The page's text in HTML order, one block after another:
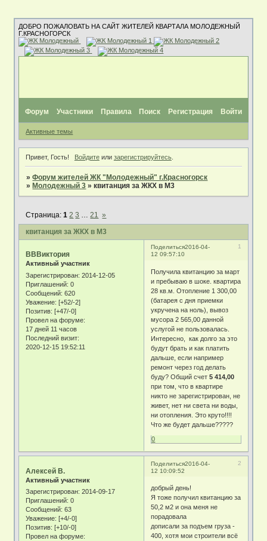
ДОБРО ПОЖАЛОВАТЬ НА САЙТ ЖИТЕЛЕЙ КВАРТАЛА МОЛОДЕЖНЫЙ
Г.КРАСНОГОРСК
Форум Участники Правила Поиск Регистрация Войти
Активные темы
Привет, Гость! Войдитеили зарегистрируйтесь.
»Форум жителей ЖК "Молодежный" г.Красногорск
» Молодежный 3 »квитанция за ЖКХ в М3
квитанция за ЖКХ в М3
Страница:1 2 3 21 »
Поделиться 1
2016-04-
12 09:57:10
ВВВиктория
Активный участник
Зарегистрирован: 2014-12-05
Приглашений: 0
Сообщений: 620
Уважение: [+52/-2]
Позитив: [+47/-0]
Провел на форуме:
17 дней 11 часов
Последний визит:
2020-12-15 19:52:11
Получила квитанцию за март
и пребываю в шоке. квартира
28 кв.м. Отопление 1 300,00
(батарея с дня приемки
укручена на ноль), вывоз
мусора 2 565,00 данной
услугой не пользовалась.
Интересно, как долго за это
будут брать и как платить
дальше, если например
ремонт через год делать
буду? Общий счет5 414,00
при том, что в квартире
никто не зарегистрирован, не
живет, нет ни света ни воды,
ни отопления. Это круто!!!!
Что же будет дальше?????
0
Поделиться 2
2016-04-
12 10:09:52
Алексей В.
Активный участник
Зарегистрирован: 2014-09-17
Приглашений: 0
Сообщений: 63
Уважение: [+4/-0]
Позитив: [+10/-0]
Провел на форуме:
добрый день!
Я тоже получил квитанцию за
50,2 м2 и она меня не
порадовала
дописали за подъем груза -
400, хотя мои строители всё